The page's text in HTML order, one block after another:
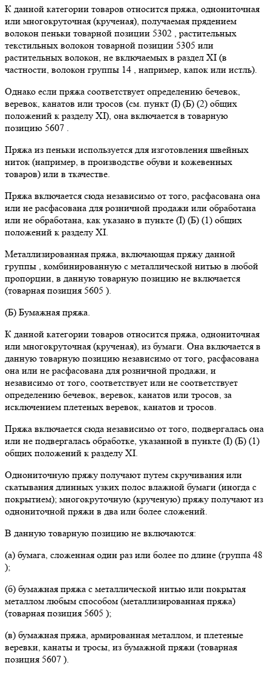
К данной категории товаров относится пряжа, однониточная
или многокруточная (крученая), получаемая прядением
волокон пеньки товарной позиции 5302 , растительных
текстильных волокон товарной позиции 5305 или
растительных волокон, не включаемых в раздел XI (в
частности, волокон группы 14 , например, капок или истль).
Однако если пряжа соответствует определению бечевок,
веревок, канатов или тросов (см. пункт (I) (Б) (2) общих
положений к разделу XI), она включается в товарную
позицию 5607 .
Пряжа из пеньки используется для изготовления швейных
ниток (например, в производстве обуви и кожевенных
товаров) или в ткачестве.
Пряжа включается сюда независимо от того, расфасована она
или не расфасована для розничной продажи или обработана
или не обработана, как указано в пункте (I) (Б) (1) общих
положений к разделу XI.
Металлизированная пряжа, включающая пряжу данной
группы , комбинированную с металлической нитью в любой
пропорции, в данную товарную позицию не включается
(товарная позиция 5605 ).
(Б) Бумажная пряжа.
К данной категории товаров относится пряжа, однониточная
или многокруточная (крученая), из бумаги. Она включается в
данную товарную позицию независимо от того, расфасована
она или не расфасована для розничной продажи, и
независимо от того, соответствует или не соответствует
определению бечевок, веревок, канатов или тросов, за
исключением плетеных веревок, канатов и тросов.
Пряжа включается сюда независимо от того, подвергалась она
или не подвергалась обработке, указанной в пункте (I) (Б) (1)
общих положений к разделу XI.
Однониточную пряжу получают путем скручивания или
скатывания длинных узких полос влажной бумаги (иногда с
покрытием); многокруточную (крученую) пряжу получают из
однониточной пряжи в два или более сложений.
В данную товарную позицию не включаются:
(а) бумага, сложенная один раз или более по длине (группа 48
);
(б) бумажная пряжа с металлической нитью или покрытая
металлом любым способом (металлизированная пряжа)
(товарная позиция 5605 );
(в) бумажная пряжа, армированная металлом, и плетеные
веревки, канаты и тросы, из бумажной пряжи (товарная
позиция 5607 ).